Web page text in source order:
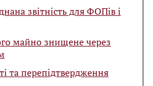
звітність для ФОПів і
майно знищене через
та перепідтвердження